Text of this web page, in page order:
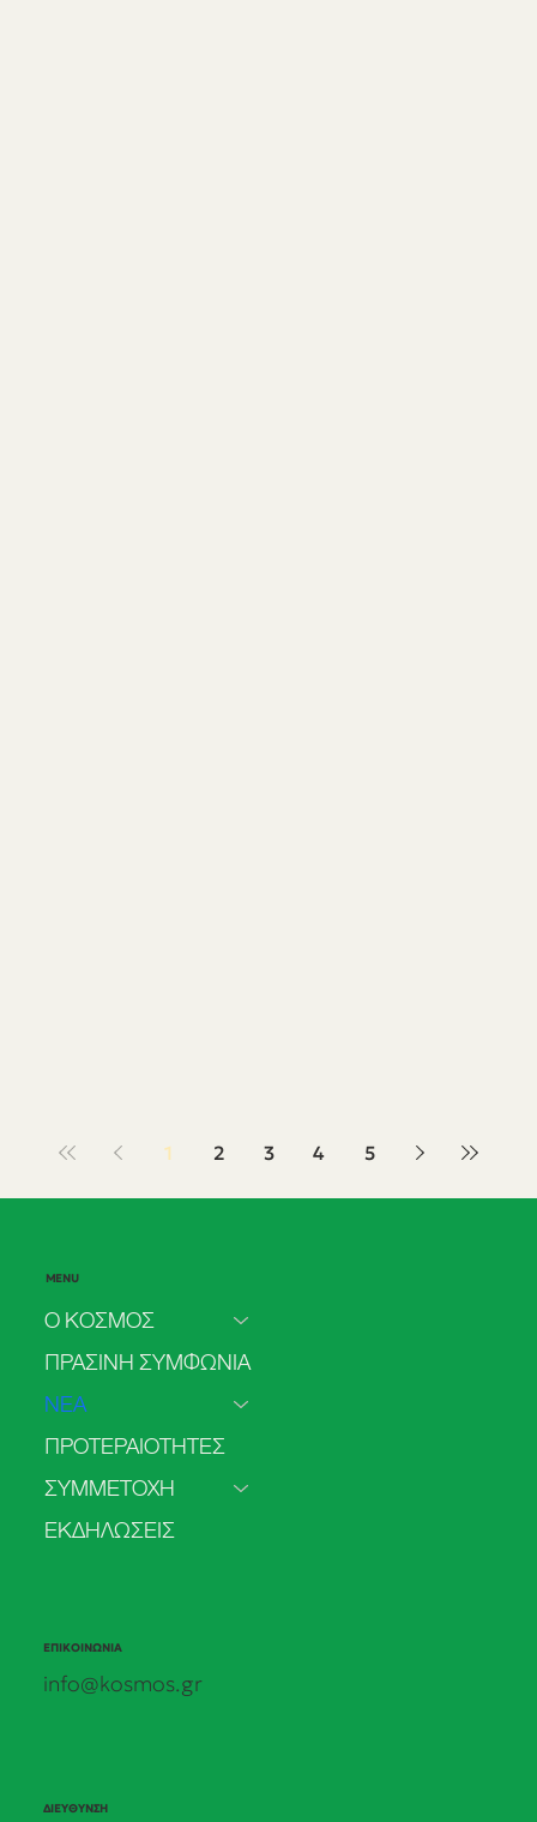
1 2 3 4 5
MENU
Ο ΚΟΣΜΟΣ
ΠΡΑΣΙΝΗ ΣΥΜΦΩΝΙΑ
ΝΕΑ
ΠΡΟΤΕΡΑΙΟΤΗΤΕΣ
ΣΥΜΜΕΤΟΧΗ
ΕΚΔΗΛΩΣΕΙΣ
ΕΠΙΚΟΙΝΩΝΙΑ
info@kosmos.gr
ΔΙΕΥΘΥΝΣΗ